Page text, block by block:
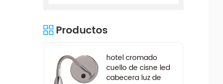
Productos
hotel cromado
cuello de cisne led
cabecera luz de